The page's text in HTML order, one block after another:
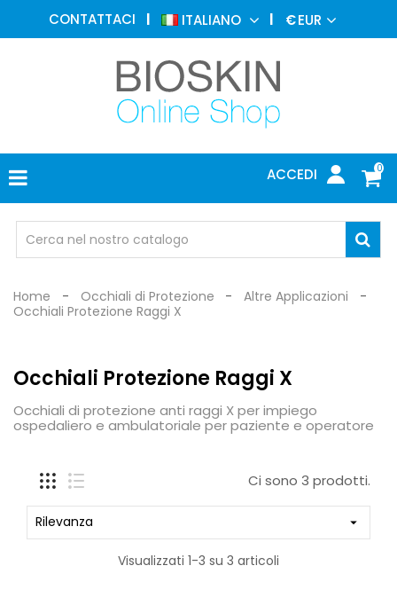
CONTATTACI ITALIANO €EUR
0
ACCEDI
MEDICINA
ESTETICA
DERMATOLOGIA
FOTOTERAPIA
ELETTROMEDICALI
MEDICO
OCCHIALI
DI
Home Occhiali di Protezione
Altre Applicazioni
Occhiali Protezione Raggi X
Occhiali Protezione Raggi X
Occhiali di protezione anti raggi X per impiego
ospedaliero e ambulatoriale per paziente e operatore
Ci sono 3 prodotti.
Rilevanza 
Visualizzati 1-3 su 3 articoli